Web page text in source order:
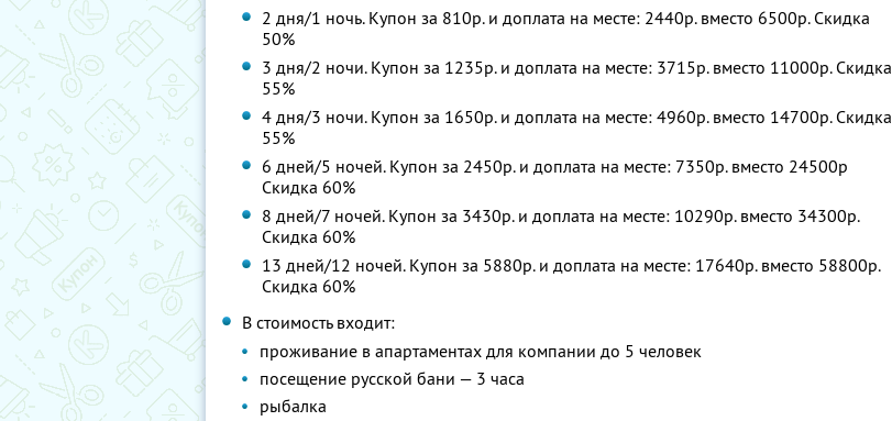
2 дня/1 ночь. Купон за 810р. и доплата на месте: 2440р. вместо 6500р. Скидка
50%
3 дня/2 ночи. Купон за 1235р. и доплата на месте: 3715р. вместо 11000р. Скидка
55%
4 дня/3 ночи. Купон за 1650р. и доплата на месте: 4960р. вместо 14700р. Скидка
55%
6 дней/5 ночей. Купон за 2450р. и доплата на месте: 7350р. вместо 24500р
Скидка 60%
8 дней/7 ночей. Купон за 3430р. и доплата на месте: 10290р. вместо 34300р.
Скидка 60%
13 дней/12 ночей. Купон за 5880р. и доплата на месте: 17640р. вместо 58800р.
Скидка 60%
В стоимость входит:
проживание в апартаментах для компании до 5 человек
посещение русской бани — 3 часа
рыбалка